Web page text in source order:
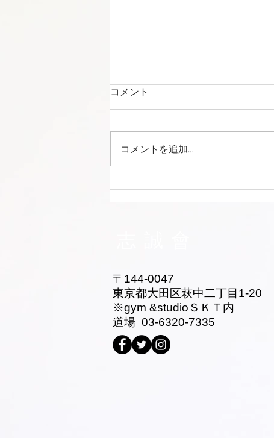
コメント
コメントを追加…
〒144-0047
東京都大田区萩中二丁目1-20
​※gym &studioＳＫＴ内
道場 03-6320-7335